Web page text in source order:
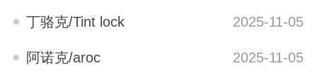
丁骆克/Tint lock 2025-11-05
阿诺克/aroc 2025-11-05